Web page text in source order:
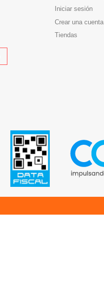
Iniciar sesión
Crear una cuenta
Tiendas